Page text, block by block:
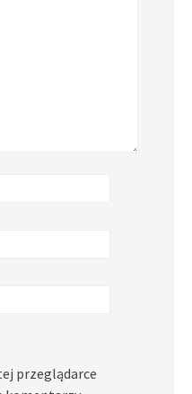
przeglądarce